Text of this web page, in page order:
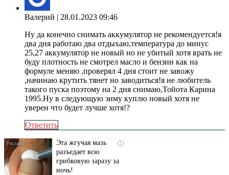
Валерий | 28.01.2023 09:46
Ну да конечно снимать аккумулятор не рекомендуется!я
два дня работаю два отдыхаю,температура до минус
25,27 аккумулятор не новый но не убитый хотя врать не
буду плотность не смотрел масло и бензин как на
формуле меняю ,проверял 4 дня стоит не завожу
,начинаю крутить тянет но заводиться!я не любитель
такого пуска поэтому на 2 дня снимаю,Тойота Карина
1995.Ну в следующую зиму куплю новый хотя не
уверен что будет лучше хотя!?
Ответить
i
Эта жгучая мазь
разъедает всю
грибковую заразу за
ночь!